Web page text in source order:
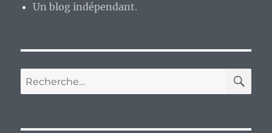
Un blog indépendant.
Recherche
pour :